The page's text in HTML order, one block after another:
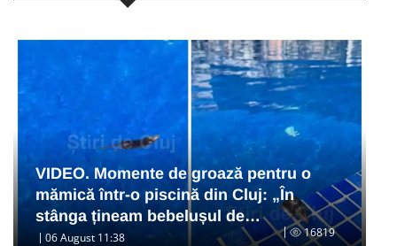
VIDEO. Momente de groază pentru o
mămică într-o piscină din Cluj: „În
stânga țineam bebelușul de…
06 August 11:38 16819